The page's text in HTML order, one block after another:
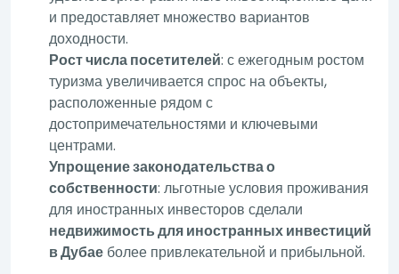
и предоставляет множество вариантов
доходности.
Рост числа посетителей: с ежегодным ростом
туризма увеличивается спрос на объекты,
расположенные рядом с
достопримечательностями и ключевыми
центрами.
Упрощение законодательства о
собственности: льготные условия проживания
для иностранных инвесторов сделали
недвижимость для иностранных инвестиций
в Дубае более привлекательной и прибыльной.